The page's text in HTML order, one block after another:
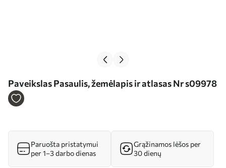
Paveikslas Pasaulis, žemėlapis ir atlasas Nr s09978
Paruošta pristatymui
per 1–3 darbo dienas
Grąžinamos lėšos per
30 dienų